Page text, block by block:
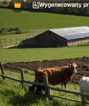
PremiumWygenerowany